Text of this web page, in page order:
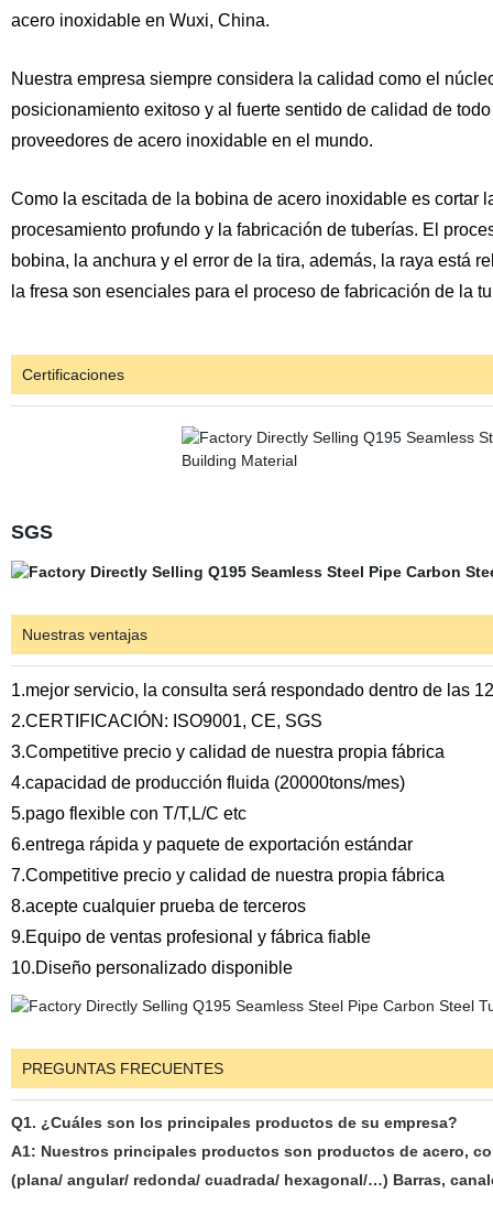
acero inoxidable en Wuxi, China.
Nuestra empresa siempre considera la calidad como el
posicionamiento exitoso y al fuerte sentido de calidad de
proveedores de acero inoxidable en el mundo.
Como la escitada de la bobina de acero inoxidable es cortar
procesamiento profundo y la fabricación de tuberías. El
bobina, la anchura y el error de la tira, además, la raya está
la fresa son esenciales para el proceso de fabricación de la
Certificaciones
SGS
Nuestras ventajas
1.mejor servicio, la consulta será respondado dentro de las
2.CERTIFICACIÓN: ISO9001, CE, SGS
3.Competitive precio y calidad de nuestra propia fábrica
4.capacidad de producción fluida (20000tons/mes)
5.pago flexible con T/T,L/C etc
6.entrega rápida y paquete de exportación estándar
7.Competitiveprecio y calidad de nuestra propia fábrica
8.acepte cualquier prueba de terceros
9.Equipo de ventas profesional y fábrica fiable
10.Diseño personalizado disponible
PREGUNTAS FRECUENTES
Q1. ¿Cuáles son los principales productos de su empresa?
A1: Nuestros principales productos son productos de acero,
(plana/ angular/ redonda/ cuadrada/ hexagonal/…) Barras,